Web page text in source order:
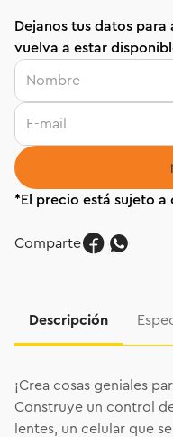
Dejanos tus datos
vuelva a estar
Comparte
Descripción
¡Crea cosas geniales
Construye un control
lentes, un celular que